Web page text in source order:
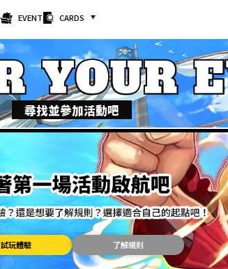
EVENTS CARDS
尋找並參加活動吧
試玩體驗 了解規則